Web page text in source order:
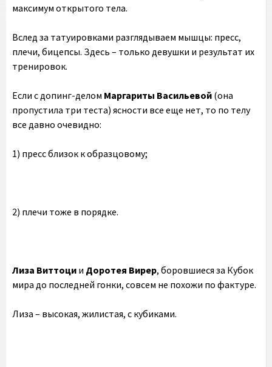
максимум открытого тела.
Вслед за татуировками разглядываем мышцы: пресс,
плечи, бицепсы. Здесь – только девушки и результат их
тренировок.
Если с допинг-делом Маргариты Васильевой (она
пропустила три теста) ясности все еще нет, то по телу
все давно очевидно:
1) пресс близок к образцовому;
2) плечи тоже в порядке.
Лиза Виттоци и Доротея Вирер, боровшиеся за Кубок
мира до последней гонки, совсем не похожи по фактуре.
Лиза – высокая, жилистая, с кубиками.